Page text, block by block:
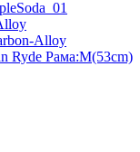
Ryde Рама:M(53cm)